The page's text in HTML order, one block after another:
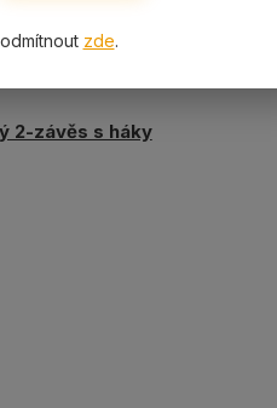
2-závěs s háky
zde.